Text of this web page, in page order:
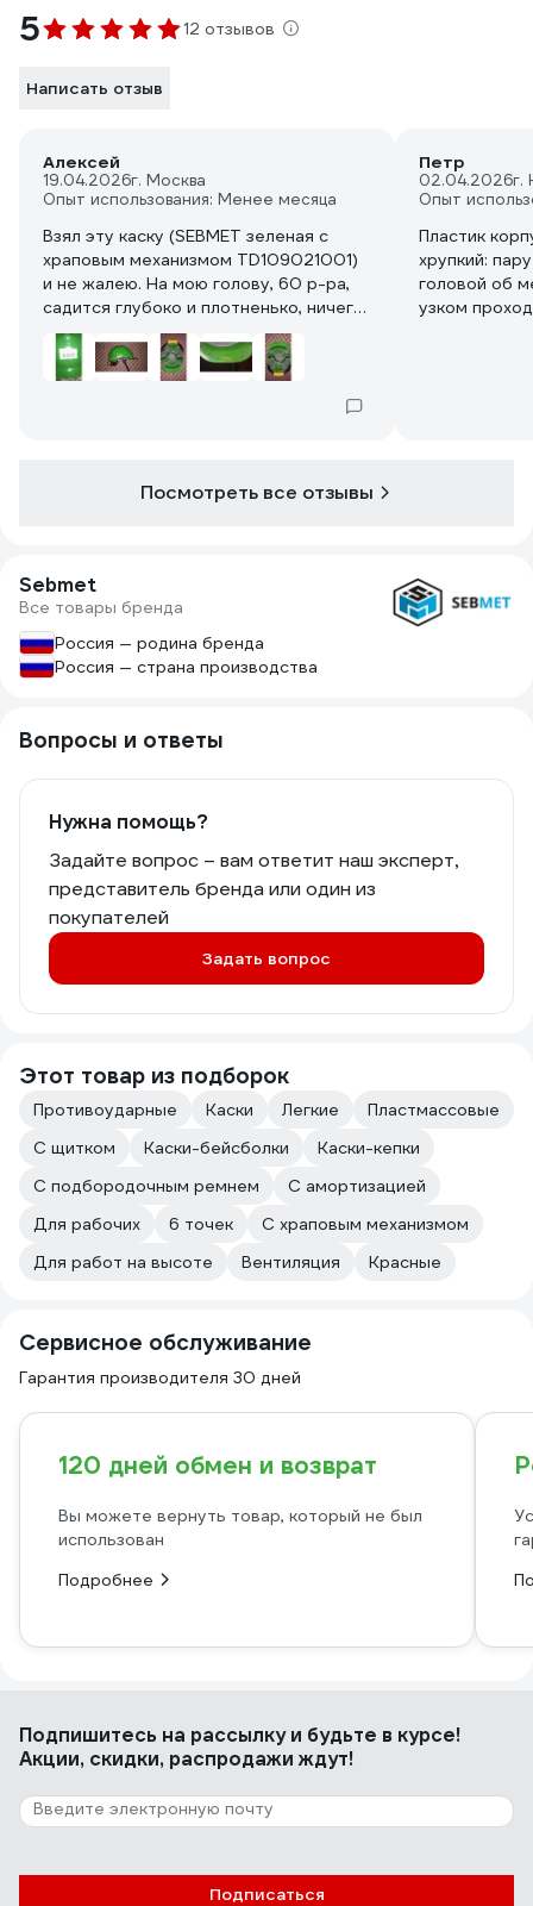
5 12 отзывов
Написать отзыв
Алексей
19.04.2026г. Москва
Опыт использования: Менее месяца
Взял эту каску (SEBMET зеленая с
храповым механизмом TD109021001)
и не жалею. На мою голову, 60 р-ра,
садится глубоко и плотненько, ничего
не давит, имеется запас под
нетолстый подшлемник. Пластик не
колкий. Каска крепенькая и лёгкая,
козырёк короткий. Храповый механизм
очень приличное качество. Для
Петр
02.04.2026г.
Опыт
Пластик
хрупкий:
головой об
узком
Посмотреть все отзывы
Sebmet
Все товары бренда
Россия — родина бренда
Россия — страна производства
Вопросы и ответы
Нужна помощь?
Задайте вопрос – вам ответит наш эксперт,
представитель бренда или один из
покупателей
Задать вопрос
Этот товар из подборок
Противоударные Каски Легкие
Пластмассовые
С щитком
Каски-бейсболки
Каски-кепки
С подбородочным ремнем
С амортизацией
Для рабочих
6 точек
С храповым механизмом
Для работ на высоте
Вентиляция Красные
Сервисное обслуживание
Гарантия производителя 30 дней
120 дней обмен и возврат
Вы можете вернуть товар, который не был
использован
Подробнее
Подпишитесь на рассылкуи будьте в курсе!
Акции, скидки, распродажи ждут!
Подписаться